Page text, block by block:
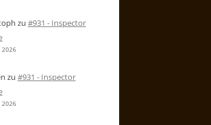
zu #931 - Inspector
2026
zu #931 - Inspector
2026